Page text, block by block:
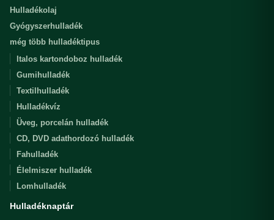
Hulladékolaj
Gyógyszerhulladék
még több hulladéktipus
Italos kartondoboz hulladék
Gumihulladék
Textilhulladék
Hulladékvíz
Üveg, porcelán hulladék
CD, DVD adathordozó hulladék
Fahulladék
Élelmiszer hulladék
Lomhulladék
Hulladéknaptár